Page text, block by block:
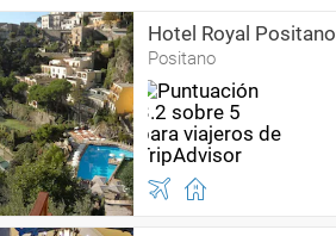
Hotel Royal Positano
Positano